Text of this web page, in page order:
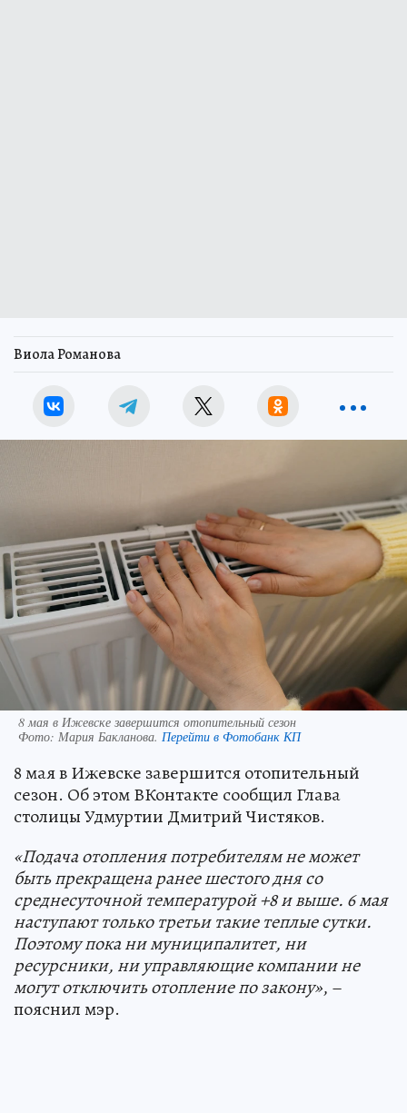
Виола Романова
8 мая в Ижевске завершится отопительный сезон
Фото: Мария Бакланова. Перейти в Фотобанк КП
8 мая в Ижевске завершится отопительный
сезон. Об этом ВКонтакте сообщил Глава
столицы Удмуртии Дмитрий Чистяков.
«Подача отопления потребителям не может
быть прекращена ранее шестого дня со
среднесуточной температурой +8 и выше. 6 мая
наступают только третьи такие теплые сутки.
Поэтому пока ни муниципалитет, ни
ресурсники, ни управляющие компании не
могут отключить отопление по закону», –
пояснил мэр.